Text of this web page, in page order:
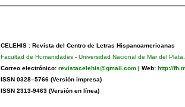
CELEHIS : Revista del Centro de Letras Hispanoamericanas
Facultad de Humanidades- Universidad Nacional de Mar del Plata
Correo electrónico: revistacelehis@gmail.com| Web: http://
ISSN 0328–5766 (Versión impresa)
ISSN 2313-9463 (Versión en línea)